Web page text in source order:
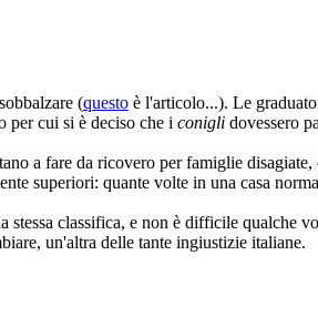
(questo è l'articolo...). Le
per cui si è deciso che i conigli dovessero
a fare da ricovero per famiglie
superiori: quante volte in una casa
classifica, e non è difficile qualche
un'altra delle tante ingiustizie italiane.